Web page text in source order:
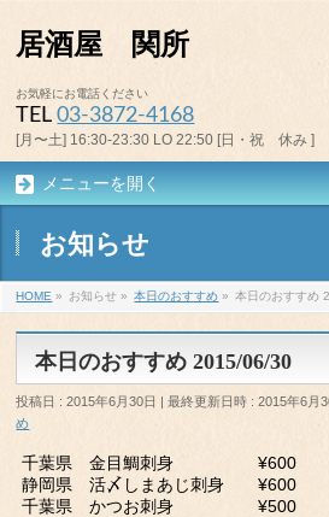
居酒屋 関所
お気軽にお電話ください
TEL03-3872-4168
[月〜土] 16:30-23:30 LO 22:50 [日・祝 休み ]
メニューを開く
お知らせ
HOME » お知らせ » 本日のおすすめ » 本日のおすすめ
本日のおすすめ 2015/06/30
投稿日 : 2015年6月30日 最終更新日時 : 2015年6月
め
千葉県 金目鯛刺身 ¥600
静岡県 活〆しまあじ刺身 ¥600
千葉県 かつお刺身 ¥500